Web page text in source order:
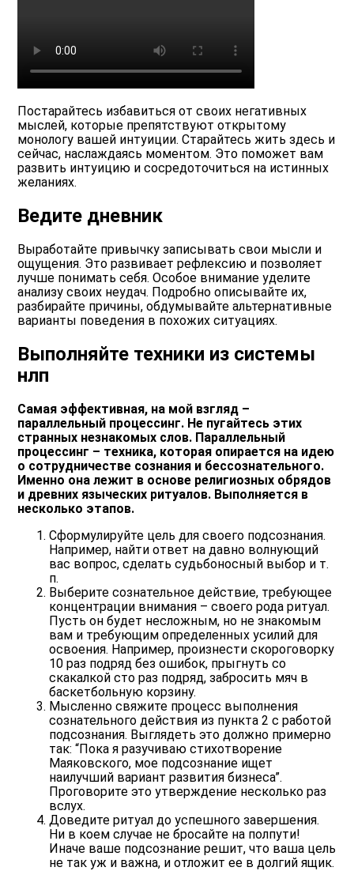
Постарайтесь избавиться от своих негативных
мыслей, которые препятствуют открытому
монологу вашей интуиции. Старайтесь жить здесь и
сейчас, наслаждаясь моментом. Это поможет вам
развить интуицию и сосредоточиться на истинных
желаниях.
Ведите дневник
Выработайте привычку записывать свои мысли и
ощущения. Это развивает рефлексию и позволяет
лучше понимать себя. Особое внимание уделите
анализу своих неудач. Подробно описывайте их,
разбирайте причины, обдумывайте альтернативные
варианты поведения в похожих ситуациях.
Выполняйте техники из системы
нлп
Самая эффективная, на мой взгляд –
параллельный процессинг. Не пугайтесь этих
странных незнакомых слов. Параллельный
процессинг – техника, которая опирается на идею
о сотрудничестве сознания и бессознательного.
Именно она лежит в основе религиозных обрядов
и древних языческих ритуалов. Выполняется в
несколько этапов.
Сформулируйте цель для своего подсознания.
Например, найти ответ на давно волнующий
вас вопрос, сделать судьбоносный выбор и т.
п.
Выберите сознательное действие, требующее
концентрации внимания – своего рода ритуал.
Пусть он будет несложным, но не знакомым
вам и требующим определенных усилий для
освоения. Например, произнести скороговорку
10 раз подряд без ошибок, прыгнуть со
скакалкой сто раз подряд, забросить мяч в
баскетбольную корзину.
Мысленно свяжите процесс выполнения
сознательного действия из пункта 2 с работой
подсознания. Выглядеть это должно примерно
так: “Пока я разучиваю стихотворение
Маяковского, мое подсознание ищет
наилучший вариант развития бизнеса”.
Проговорите это утверждение несколько раз
вслух.
Доведите ритуал до успешного завершения.
Ни в коем случае не бросайте на полпути!
Иначе ваше подсознание решит, что ваша цель
не так уж и важна, и отложит ее в долгий ящик.